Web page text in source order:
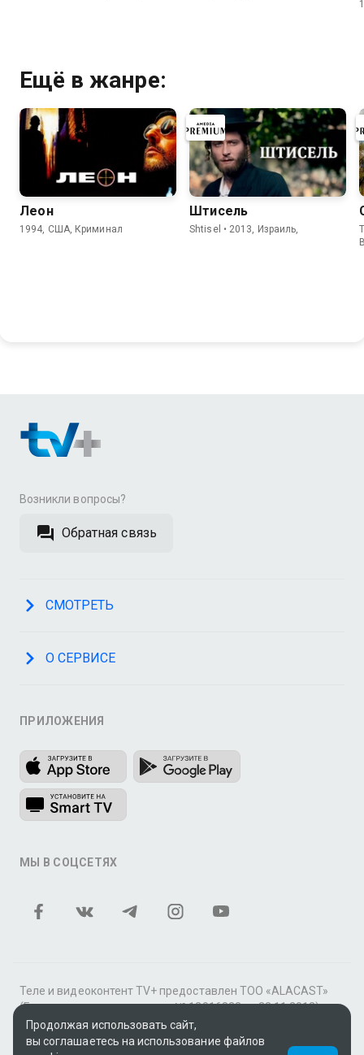
Ещё в жанре:
Леон
1994, США, Криминал
Штисель
Shtisel • 2013, Израиль,
Возникли вопросы?
Обратная связь
СМОТРЕТЬ
О СЕРВИСЕ
ПРИЛОЖЕНИЯ
МЫ В СОЦСЕТЯХ
Теле и видеоконтент TV+ предоставлен ТОО «ALACAST»
(Государственная лицензия № 12016823 от 22.11.2012).
В рамках услуги «Видео по подписке» для «Пакета
фильмов и сериалов tv+» контент предоставляется
Продолжая использовать сайт,
вы соглашаетесь на использование файлов